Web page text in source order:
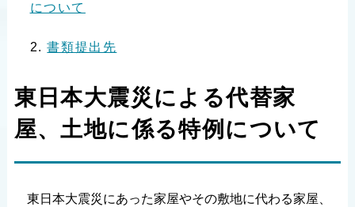
について
書類提出先
東日本大震災による代替家
屋、土地に係る特例について
東日本大震災にあった家屋やその敷地に代わる家屋、